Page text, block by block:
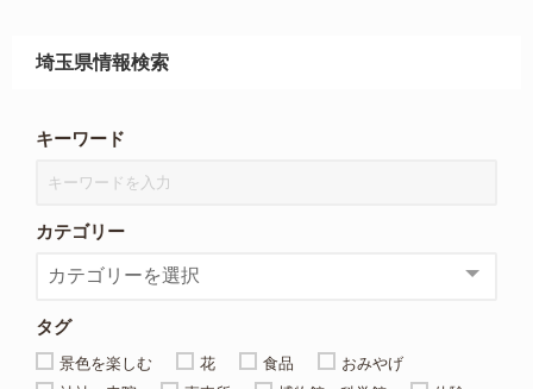
埼玉県情報検索
キーワード
カテゴリー
タグ
景色を楽しむ 花 食品
おみやげ